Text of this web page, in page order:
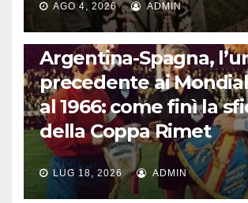
AGO 4, 2026 ADMIN
CALCIO INTERNAZIONALE
Argentina-Spagna,
precedente ai
al 1966: come finì la
della Coppa Rimet
LUG 18, 2026 ADMIN